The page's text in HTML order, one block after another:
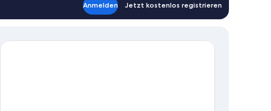
Anmelden Jetzt kostenlos registrieren